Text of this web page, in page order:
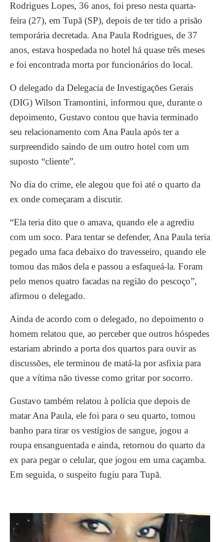
Rodrigues Lopes, 36 anos, foi preso nesta quarta-
feira (27), em Tupã (SP), depois de ter tido a prisão
temporária decretada. Ana Paula Rodrigues, de 37
anos, estava hospedada no hotel há quase três meses
e foi encontrada morta por funcionários do local.
O delegado da Delegacia de Investigações Gerais
(DIG) Wilson Tramontini, informou que, durante o
depoimento, Gustavo contou que havia terminado
seu relacionamento com Ana Paula após ter a
surpreendido saindo de um outro hotel com um
suposto “cliente”.
No dia do crime, ele alegou que foi até o quarto da
ex onde começaram a discutir.
“Ela teria dito que o amava, quando ele a agrediu
com um soco. Para tentar se defender, Ana Paula teria
pegado uma faca debaixo do travesseiro, quando ele
tomou das mãos dela e passou a esfaqueá-la. Foram
pelo menos quatro facadas na região do pescoço”,
afirmou o delegado.
Ainda de acordo com o delegado, no depoimento o
homem relatou que, ao perceber que outros hóspedes
estariam abrindo a porta dos quartos para ouvir as
discussões, ele terminou de matá-la por asfixia para
que a vítima não tivesse como gritar por socorro.
Gustavo também relatou à polícia que depois de
matar Ana Paula, ele foi para o seu quarto, tomou
banho para tirar os vestígios de sangue, jogou a
roupa ensanguentada e ainda, retornou do quarto da
ex para pegar o celular, que jogou em uma caçamba.
Em seguida, o suspeito fugiu para Tupã.